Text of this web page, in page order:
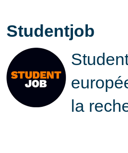
Studentjob
la